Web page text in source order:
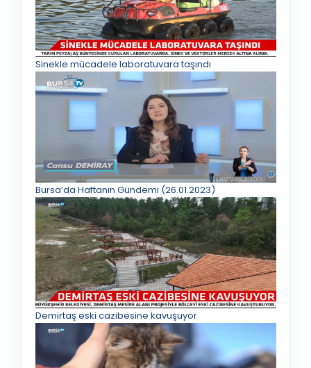
Sinekle mücadele laboratuvara taşındı
Bursa’da Haftanın Gündemi (26.01.2023)
Demirtaş eski cazibesine kavuşuyor